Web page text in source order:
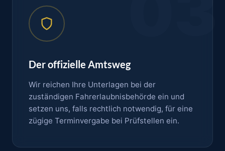
Der offizielle Amtsweg
Wir reichen Ihre Unterlagen bei der
zuständigen Fahrerlaubnisbehörde ein und
setzen uns, falls rechtlich notwendig, für eine
zügige Terminvergabe bei Prüfstellen ein.